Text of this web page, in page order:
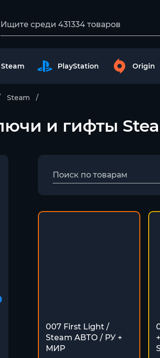
Steam PlayStation Origin
Steam
и гифты
007 First Light /
Steam АВТО / РУ +
МИР